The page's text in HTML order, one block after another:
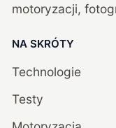
motoryzacji,
NA SKRÓTY
Technologie
Testy